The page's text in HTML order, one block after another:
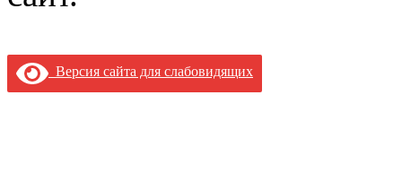
Версия сайта для слабовидящих